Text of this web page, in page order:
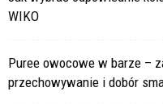
WIKO
Puree owocowe w barze –
przechowywanie i dobór